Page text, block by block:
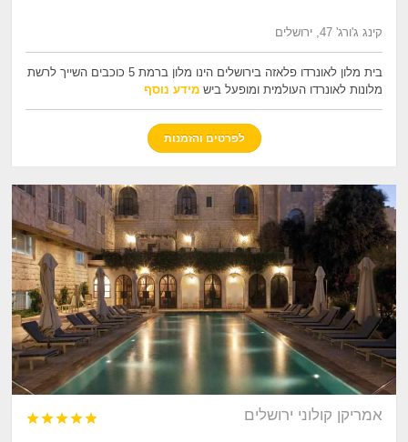
קינג ג'ורג' 47, ירושלים
בית מלון לאונרדו פלאזה בירושלים הינו מלון ברמת 5 כוכבים השייך לרשת
מלונות לאונרדו העולמית ומופעל בישמידע נוסף
לפרטים והזמנות
אמריקן קולוני ירושלים 



